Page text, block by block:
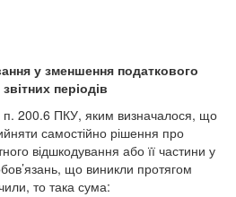
у зменшення податкового
періодів
200.6 ПКУ, яким визначалося, що
самостійно рішення про
відшкодування або її частини у
що виникли протягом
то така сума: